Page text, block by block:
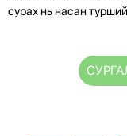
сурах нь насан